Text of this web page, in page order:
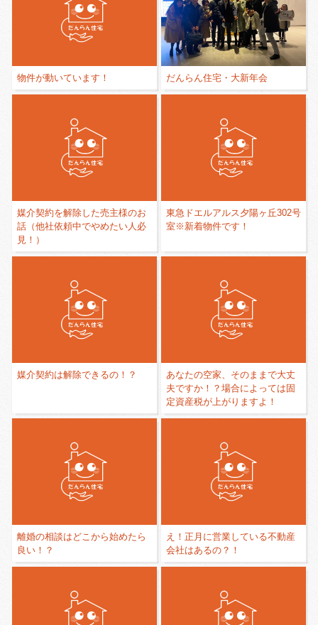
物件が動いています！ だんらん住宅・大新年会
媒介契約を解除した売主様のお
話（他社依頼中でやめたい人必
見！）
東急ドエルアルス夕陽ヶ丘302号
室※新着物件です！
媒介契約は解除できるの！？
あなたの空家、そのままで大丈
夫ですか！？場合によっては固
定資産税が上がりますよ！
離婚の相談はどこから始めたら
良い！？
え！正月に営業している不動産
会社はあるの？！